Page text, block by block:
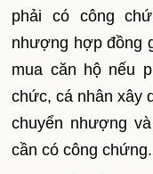
phải có công
nhượng hợp đồng
mua căn hộ nếu
chức, cá nhân xây
chuyển nhượng
cần có công chứng.